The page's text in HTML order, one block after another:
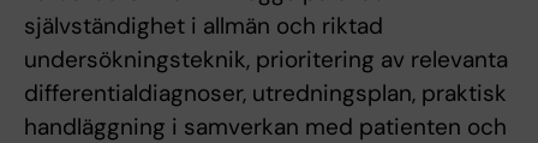
självständighet i allmän och riktad
undersökningsteknik, prioritering av relevanta
differentialdiagnoser, utredningsplan, praktisk
handläggning i samverkan med patienten och